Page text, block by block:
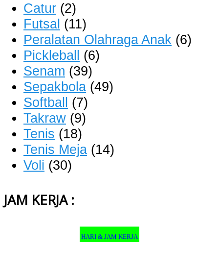
Catur (2)
Futsal (11)
Peralatan Olahraga Anak (6)
Pickleball (6)
Senam (39)
Sepakbola (49)
Softball (7)
Takraw (9)
Tenis (18)
Tenis Meja (14)
Voli (30)
JAM KERJA :
HARI & JAM KERJA